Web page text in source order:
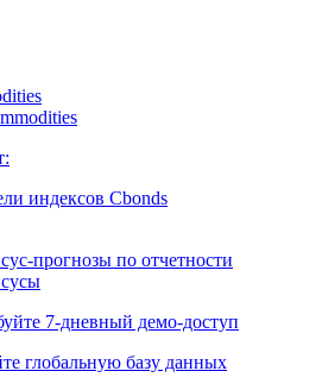
индексов Cbonds
прогнозы по отчетности
7-дневный демо-доступ
глобальную базу данных